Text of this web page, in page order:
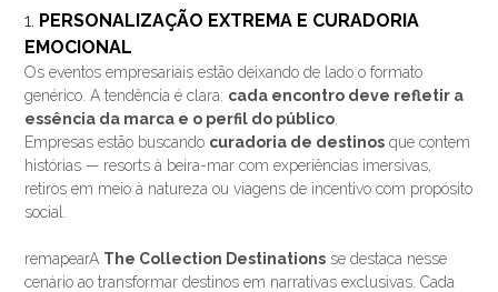
1. PERSONALIZAÇÃO EXTREMA E CURADORIA
EMOCIONAL
Os eventos empresariais estão deixando de lado o formato
genérico. A tendência é clara: cada encontro deve refletir a
essência da marca e o perfil do público
Empresas estão buscando curadoria de destinos que contem
histórias — resorts à beira-mar com experiências imersivas,
retiros em meio à natureza ou viagens de incentivo com propósito
social.
remapearA The Collection Destinations se destaca nesse
cenário ao transformar destinos em narrativas exclusivas. Cada